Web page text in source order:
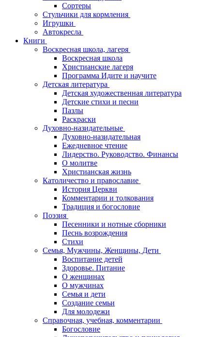
Сортеры
Стульчики для кормления
Игрушки
Автокресла
Книги
Воскресная школа, лагеря
Воскресная школа
Христианские лагеря
Программа Идите и научите
Детская литература
Детская художественная литература
Детские стихи и песни
Пазлы
Раскраски
Духовно-назидательные
Духовно-назидательная
Ежедневное чтение
Лидерство. Руководство. Финансы
О молитве
Христианская жизнь
Католичество и православие
История Церкви
Комментарии и толкования
Традиция и богословие
Поэзия
Песенники и нотные сборники
Песнь возрождения
Стихи
Семья, Мужчины, Женщины, Дети
Воспитание детей
Здоровье. Питание
О женщинах
О мужчинах
Семья и дети
Создание семьи
Для молодежи
Справочная, учебная, комментарии
Богословие